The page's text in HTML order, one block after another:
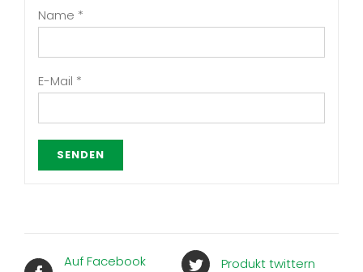
Name *
E-Mail *
Auf Facebook
Produkt twittern